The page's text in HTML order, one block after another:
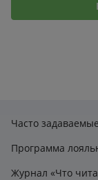
Для студентов,
Часто
Программа
Журнал «Что